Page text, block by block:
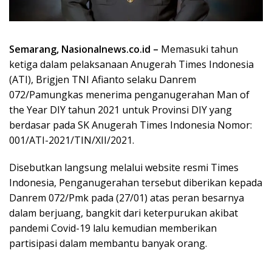
Semarang, Nasionalnews.co.id – Memasuki tahun
ketiga dalam pelaksanaan Anugerah Times Indonesia
(ATI), Brigjen TNI Afianto selaku Danrem
072/Pamungkas menerima penganugerahan Man of
the Year DIY tahun 2021 untuk Provinsi DIY yang
berdasar pada SK Anugerah Times Indonesia Nomor:
001/ATI-2021/TIN/XII/2021.
Disebutkan langsung melalui website resmi Times
Indonesia, Penganugerahan tersebut diberikan kepada
Danrem 072/Pmk pada (27/01) atas peran besarnya
dalam berjuang, bangkit dari keterpurukan akibat
pandemi Covid-19 lalu kemudian memberikan
partisipasi dalam membantu banyak orang.